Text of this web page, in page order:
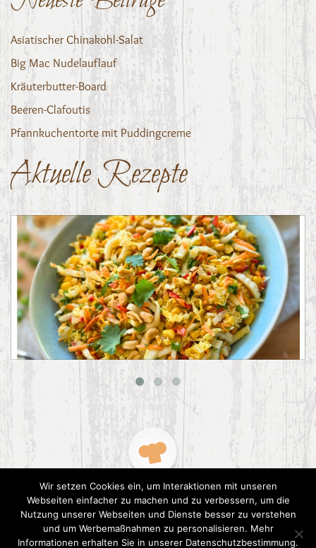
Asiatischer Chinakohl-Salat
Big Mac Nudelauflauf
Kräuterbutter-Board
Beeren-Clafoutis
Pfannkuchentorte mit Puddingcreme
Aktuelle Rezepte
Asiatischer Chinakohl-Salat
Wir setzen Cookies ein, um Interaktionen mit unseren
Webseiten einfacher zu machen und zu verbessern, um die
Nutzung unserer Webseiten und Dienste besser zu verstehen
und um Werbemaßnahmen zu personalisieren. Mehr
Informationen erhalten Sie in unserer Datenschutzbestimmung.